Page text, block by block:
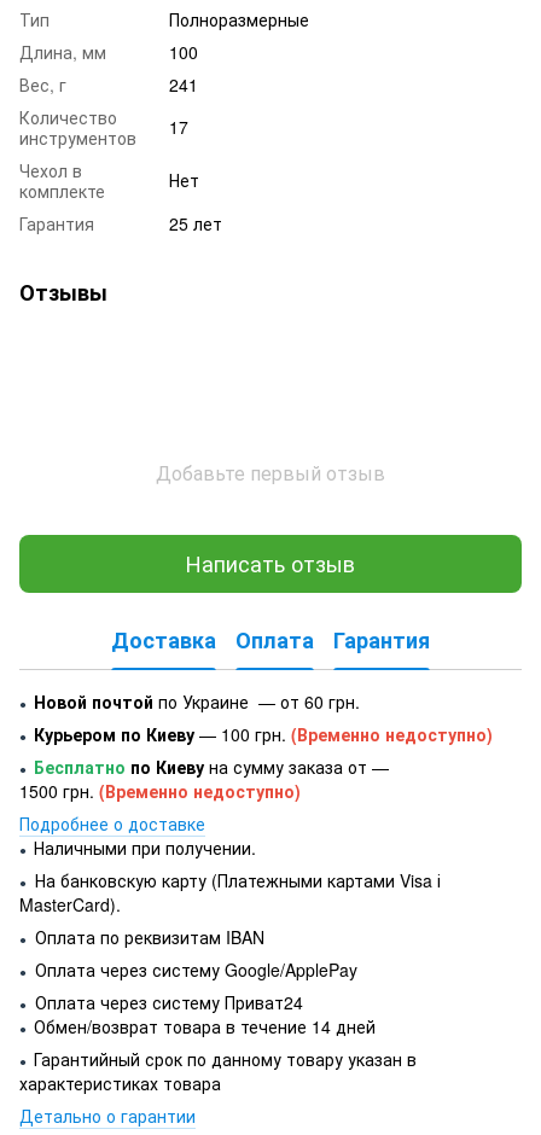
Тип
Полноразмерные
Длина, мм
100
Вес, г
241
Количество
инструментов
17
Чехол в
комплекте
Нет
Гарантия
25 лет
Отзывы
Добавьте первый отзыв
Написать отзыв
Доставка Оплата Гарантия
● Новой почтой по Украине — от 60 грн.
● Курьером по Киеву — 100 грн. (Временно недоступно)
● Бесплатно по Киеву на сумму заказа от —
1500 грн. (Временно недоступно)
Подробнее о доставке
● Наличными при получении.
● На банковскую карту (Платежными картами Visa і
MasterCard).
● Оплата по реквизитам IBAN
● Оплата через систему Google/ApplePay
● Оплата через систему Приват24
● Обмен/возврат товара в течение 14 дней
● Гарантийный срок по данному товару указан в
характеристиках товара
Детально о гарантии